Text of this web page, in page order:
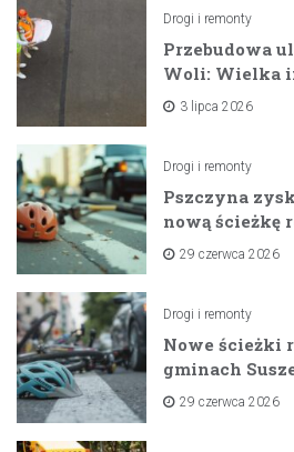
Drogi i remonty
Przebudowa
Woli: Wielka
na horyzoncie
3 lipca 2026
Drogi i remonty
Pszczyna
nową ścieżkę
zaporami
29 czerwca 2026
Drogi i remonty
Nowe ścieżki
gminach
dzięki
29 czerwca 2026